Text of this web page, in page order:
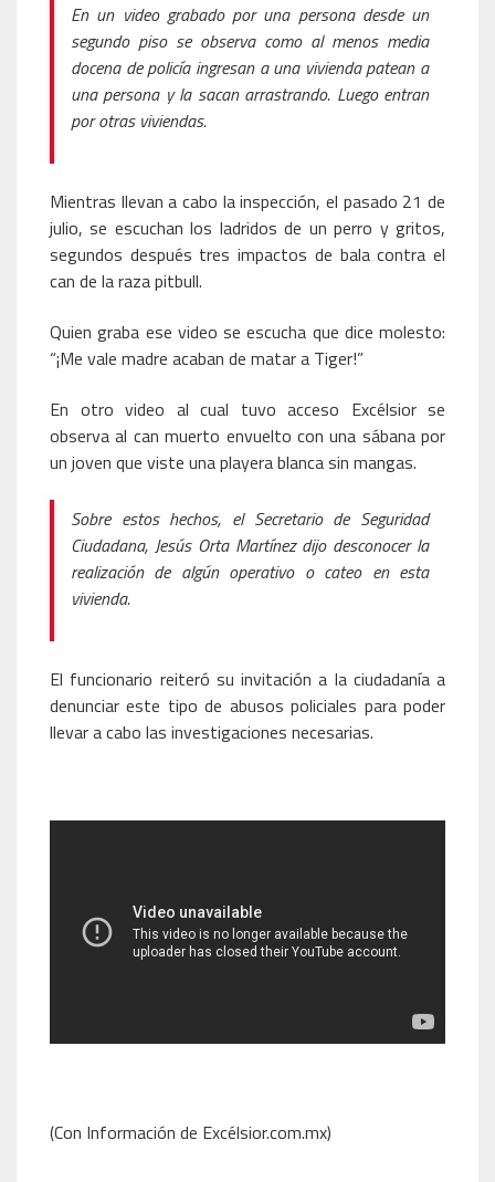
En un video grabado por una persona desde un
segundo piso se observa como al menos media
docena de policía ingresan a una vivienda patean a
una persona y la sacan arrastrando. Luego entran
por otras viviendas.
Mientras llevan a cabo la inspección, el pasado 21 de
julio, se escuchan los ladridos de un perro y gritos,
segundos después tres impactos de bala contra el
can de la raza pitbull.
Quien graba ese video se escucha que dice molesto:
“¡Me vale madre acaban de matar a Tiger!”
En otro video al cual tuvo acceso Excélsior se
observa al can muerto envuelto con una sábana por
un joven que viste una playera blanca sin mangas.
Sobre estos hechos, el Secretario de Seguridad
Ciudadana, Jesús Orta Martínez dijo desconocer la
realización de algún operativo o cateo en esta
vivienda.
El funcionario reiteró su invitación a la ciudadanía a
denunciar este tipo de abusos policiales para poder
llevar a cabo las investigaciones necesarias.
(Con Información de Excélsior.com.mx)